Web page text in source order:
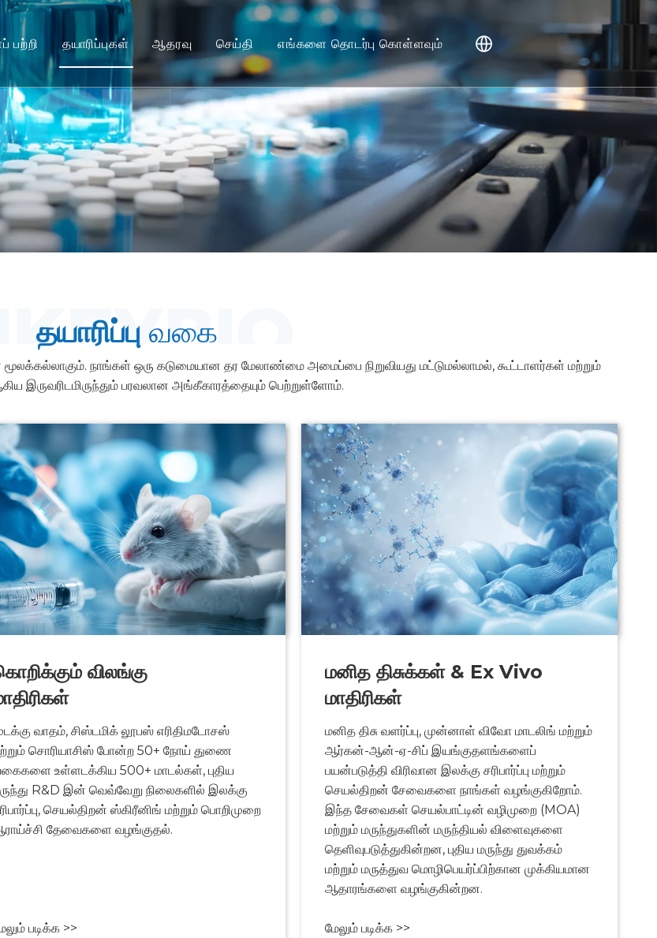
பற்றி தயாரிப்புகள்
மனிதரல்லாத பிரைமேட் (NHP) மாதிரிகள்
கொறிக்கும் விலங்கு மாதிரிகள்
மனித திசு & Ex Vivo மாதிரிகள்
ஒருங்கிணைந்த செயல்திறன் மதிப்பீடு
மொழிபெயர்ப்பு மருத்துவம் & உயிரியல் குறிப்பான்கள்
IND சமர்ப்பிப்பு ஆதரவு
ஆதரவு
சேவை
பதிவிறக்கவும்
அடிக்கடி கேட்கப்படும் கேள்விகள்
வாடிக்கையாளர் சான்றுகள்
செய்தி எங்களை தொடர்பு கொள்ளவும்
தயாரிப்பு வகை
நாங்கள் ஒரு கடுமையான தர மேலாண்மை அமைப்பை நிறுவியது மட்டுமல்லாமல், கூட்டாளர்கள் மற்றும்
இருவரிடமிருந்தும் பரவலான அங்கீகாரத்தையும் பெற்றுள்ளோம்.
விலங்கு
வாதம், சிஸ்டமிக் லூபஸ் எரிதிமடோசஸ்
சொரியாசிஸ் போன்ற 50+ நோய் துணை
உள்ளடக்கிய 500+ மாடல்கள், புதிய
R&D இன் வெவ்வேறு நிலைகளில் இலக்கு
செயல்திறன் ஸ்கிரீனிங் மற்றும் பொறிமுறை
தேவைகளை வழங்குதல்.
படிக்க >>
மனித திசுக்கள் & Ex Vivo
மாதிரிகள்
மனித திசு வளர்ப்பு, முன்னாள் விவோ மாடலிங் மற்றும்
ஆர்கன்-ஆன்-ஏ-சிப் இயங்குதளங்களைப்
பயன்படுத்தி விரிவான இலக்கு சரிபார்ப்பு மற்றும்
செயல்திறன் சேவைகளை நாங்கள் வழங்குகிறோம்.
இந்த சேவைகள் செயல்பாட்டின் வழிமுறை (MOA)
மற்றும் மருந்துகளின் மருந்தியல் விளைவுகளை
தெளிவுபடுத்துகின்றன, புதிய மருந்து துவக்கம்
மற்றும் மருத்துவ மொழிபெயர்ப்பிற்கான முக்கியமான
ஆதாரங்களை வழங்குகின்றன.
மேலும் படிக்க >>